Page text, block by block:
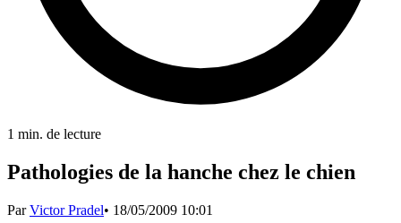
1 min. de lecture
Pathologies de la hanche chez le chien
ParVictor Pradel• 18/05/2009 10:01